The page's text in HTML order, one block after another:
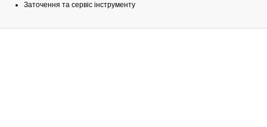
Заточення та сервіс інструменту